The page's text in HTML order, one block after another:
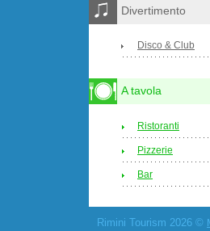
Divertimento
Disco & Club
A tavola
Ristoranti
Pizzerie
Bar
Rimini Tourism 2026 ©